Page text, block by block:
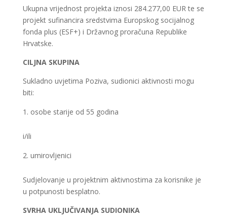
Ukupna vrijednost projekta iznosi 284.277,00 EUR te se
projekt sufinancira sredstvima Europskog socijalnog
fonda plus (ESF+) i Državnog proračuna Republike
Hrvatske.
CILJNA SKUPINA
Sukladno uvjetima Poziva, sudionici aktivnosti mogu
biti:
osobe starije od 55 godina
i/ili
umirovljenici
Sudjelovanje u projektnim aktivnostima za korisnike je
u potpunosti besplatno.
SVRHA UKLJUČIVANJA SUDIONIKA